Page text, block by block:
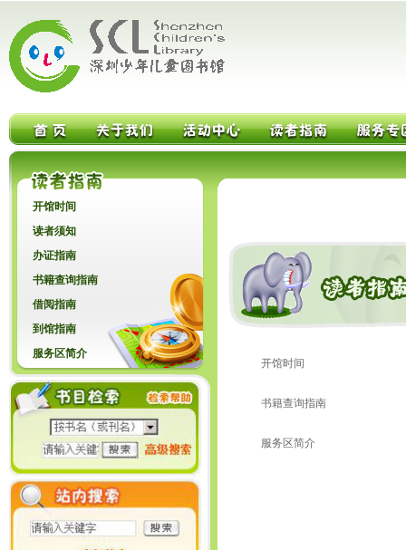
开馆时间
读者须知
办证指南
书籍查询指南
借阅指南
到馆指南
服务区简介
开馆时间
书籍查询指南
服务区简介